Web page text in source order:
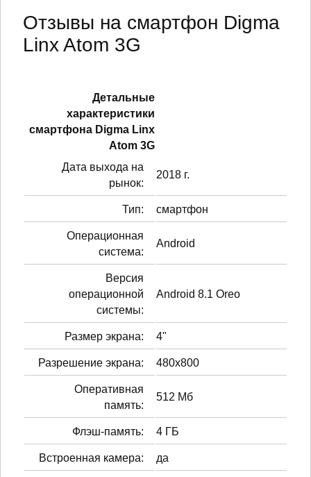
Отзывы на смартфон Digma
Linx Atom 3G
Детальные
характеристики
смартфонa Digma Linx
Atom 3G
Дата выхода на
рынок:
2018 г.
Тип: смартфон
Операционная
система:
Android
Версия
операционной
системы:
Android 8.1 Oreo
Размер экрана: 4"
Разрешение экрана: 480x800
Оперативная
память:
512 Мб
Флэш-память: 4 ГБ
Встроенная камера: да